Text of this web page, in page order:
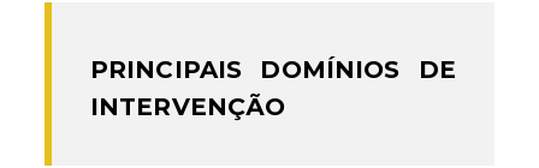
PRINCIPAIS DOMÍNIOS DE
INTERVENÇÃO